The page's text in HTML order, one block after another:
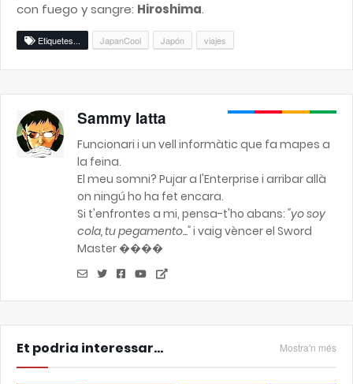
con fuego y sangre: Hiroshima.
Etiquetes... JapanCool Japón viajes
Sammy Iatta
Funcionari i un vell informàtic que fa mapes a
la feina.
El meu somni? Pujar a l'Enterprise i arribar allà
on ningú ho ha fet encara.
Si t'enfrontes a mi, pensa-t'ho abans: "yo soy
cola, tu pegamento..."i vaig vèncer el Sword
Master ����
Et podria interessar... Mostra'n més